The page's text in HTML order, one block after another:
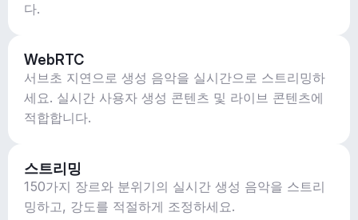
다.
WebRTC
서브초 지연으로 생성 음악을 실시간으로 스트리밍하
세요. 실시간 사용자 생성 콘텐츠 및 라이브 콘텐츠에
적합합니다.
스트리밍
150가지 장르와 분위기의 실시간 생성 음악을 스트리
밍하고, 강도를 적절하게 조정하세요.